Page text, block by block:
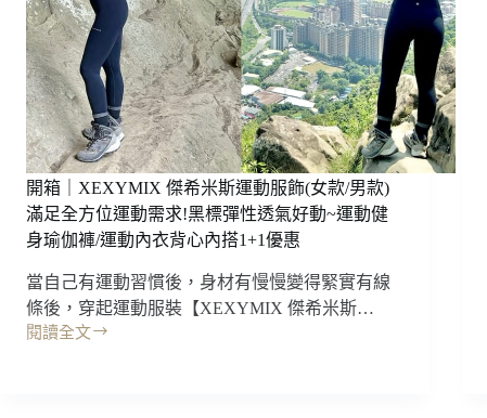
學
椅
(配
送
到
府，
免
組
裝)
電
腦
辦
公
椅/
北
角
龍
洞
海
訓
AIDA/
東
北
角
美
裝
備
泳
開箱｜XEXYMIX 傑希米斯運動服飾(女款/男款)
滿足全方位運動需求!黑標彈性透氣好動~運動健
身瑜伽褲/運動內衣背心內搭1+1優惠
當自己有運動習慣後，身材有慢慢變得緊實有線
條後，穿起運動服裝【XEXYMIX 傑希米斯…
閱讀全文
開